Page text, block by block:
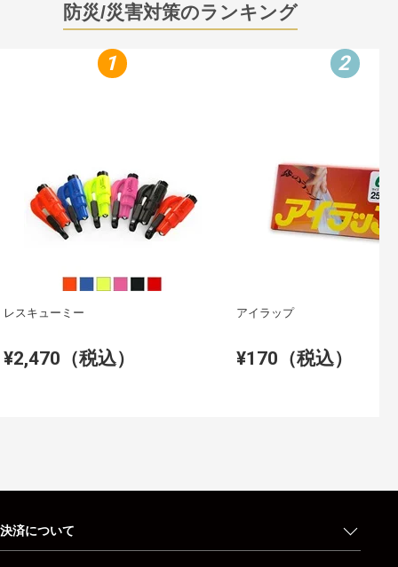
防災/災害対策のランキング
1
レスキューミー
¥2,470（税込）
2
アイラップ
¥170（税込）
決済について